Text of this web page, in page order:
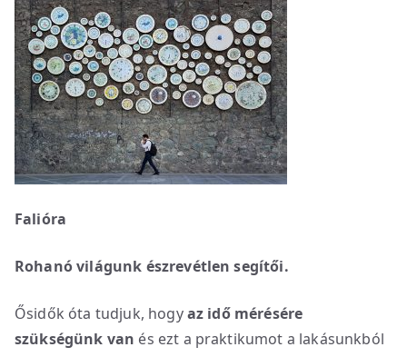
Falióra
Rohanó világunk észrevétlen segítői.
Ősidők óta tudjuk, hogyaz idő mérésére
szükségünk van és ezt a praktikumot a lakásunkból